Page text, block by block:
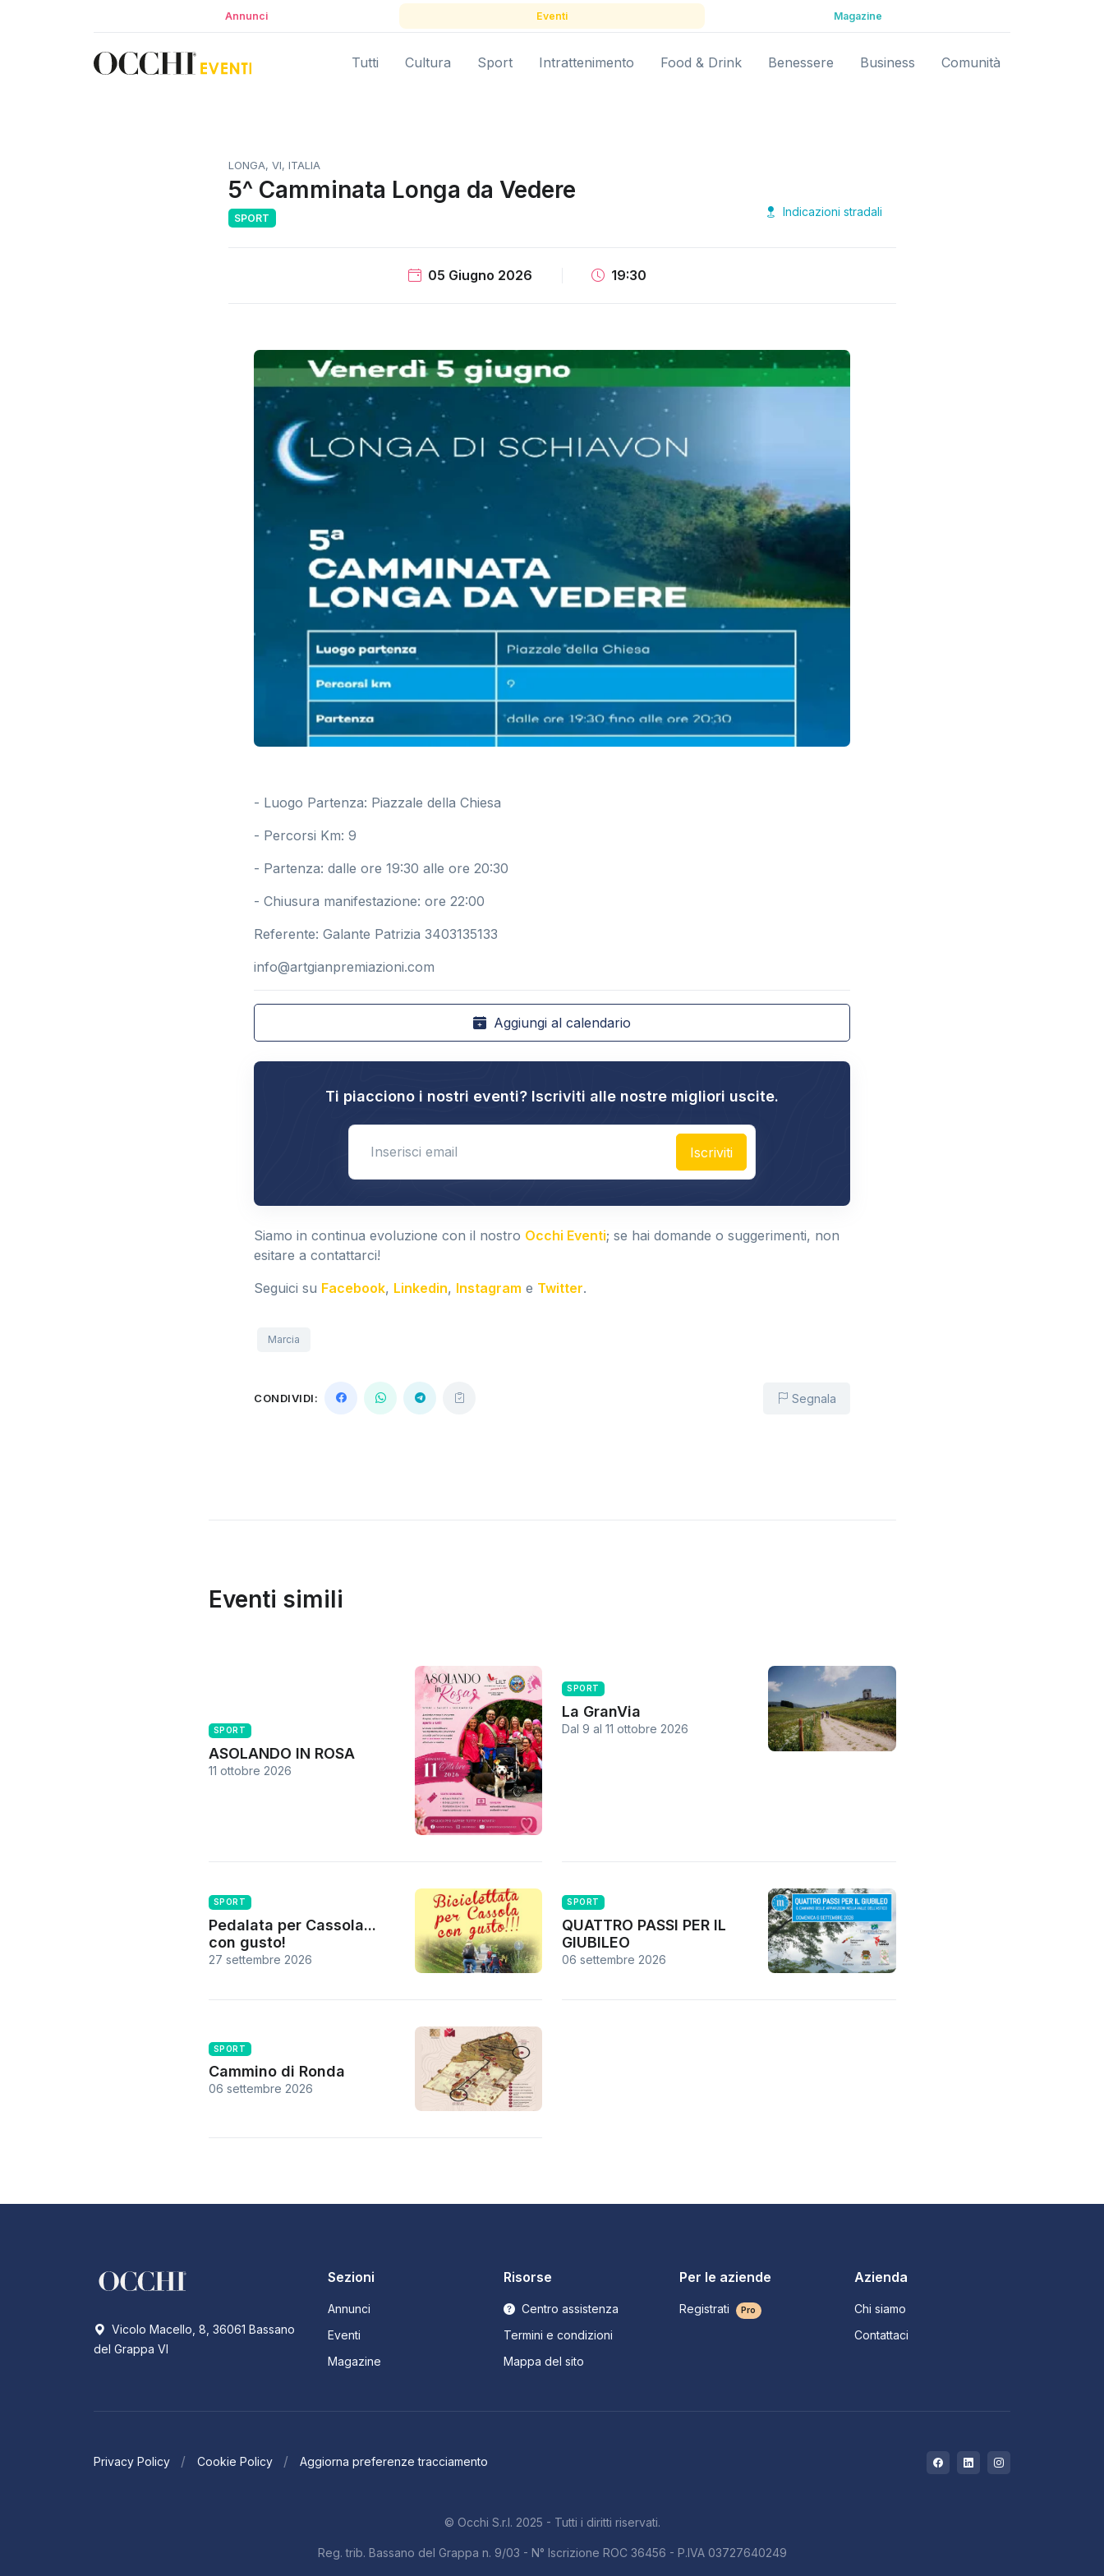
Annunci Eventi Magazine
Tutti Cultura Sport Intrattenimento Food & Drink Benessere Business Comunità
LONGA, VI, ITALIA
5^ Camminata Longa da Vedere
SPORT Indicazioni stradali
05 Giugno 2026 19:30
- Luogo Partenza: Piazzale della Chiesa
- Percorsi Km: 9
- Partenza: dalle ore 19:30 alle ore 20:30
- Chiusura manifestazione: ore 22:00
Referente: Galante Patrizia 3403135133
info@artgianpremiazioni.com
Aggiungi al calendario
Ti piacciono i nostri eventi? Iscriviti alle nostre migliori uscite.
Iscriviti
Siamo in continua evoluzione con il nostro Occhi Eventi; se hai domande o suggerimenti, non
esitare a contattarci!
Seguici su Facebook, Linkedin, Instagram e Twitter.
Marcia
CONDIVIDI: Segnala
Eventi simili
SPORT
ASOLANDO IN ROSA
11 ottobre 2026
SPORT
La GranVia
Dal 9 al 11 ottobre 2026
SPORT
Pedalata per Cassola...
con gusto!
27 settembre 2026
SPORT
QUATTRO PASSI PER IL
GIUBILEO
06 settembre 2026
SPORT
Cammino di Ronda
06 settembre 2026
Vicolo Macello, 8, 36061 Bassano
del Grappa VI
Sezioni
Annunci
Eventi
Magazine
Risorse
Centro assistenza
Termini e condizioni
Mappa del sito
Per le aziende
Registrati Pro
Azienda
Chi siamo
Contattaci
Privacy Policy Cookie Policy Aggiorna preferenze tracciamento
© Occhi S.r.l. 2025 - Tutti i diritti riservati.
Reg. trib. Bassano del Grappa n. 9/03 - N° Iscrizione ROC 36456 - P.IVA 03727640249